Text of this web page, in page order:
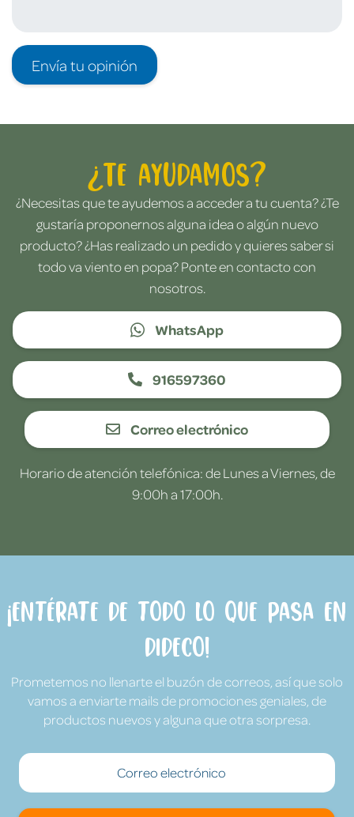
Envía tu opinión
¿Te ayudamos?
¿Necesitas que te ayudemos a acceder a tu cuenta? ¿Te
gustaría proponernos alguna idea o algún nuevo
producto? ¿Has realizado un pedido y quieres saber si
todo va viento en popa? Ponte en contacto con
nosotros.
WhatsApp
916597360
Correo electrónico
Horario de atención telefónica: de Lunes a Viernes, de
9:00h a 17:00h.
¡Entérate de todo lo que pasa en
Dideco!
Prometemos no llenarte el buzón de correos, así que solo
vamos a enviarte mails de promociones geniales, de
productos nuevos y alguna que otra sorpresa.